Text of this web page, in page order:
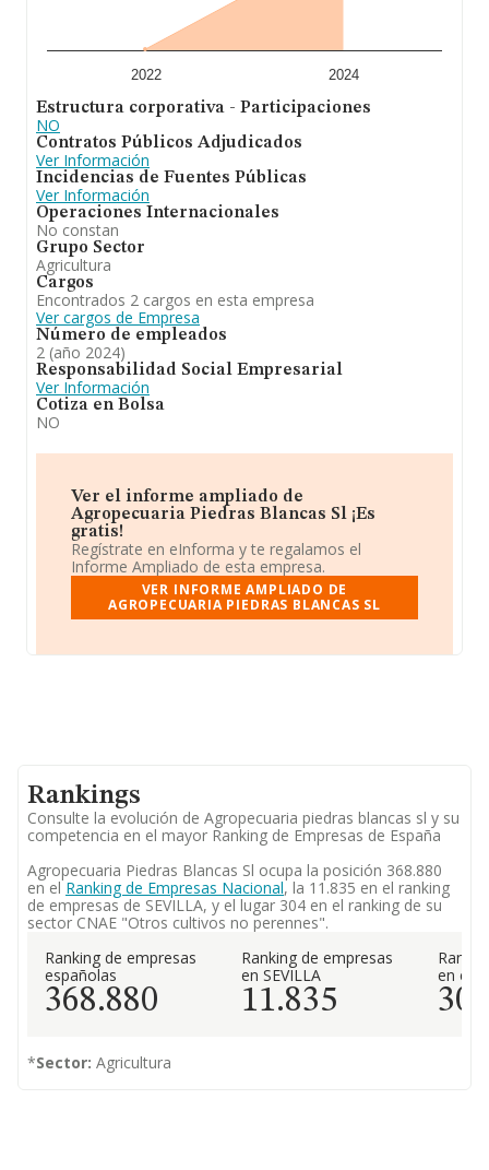
euros. Finalmente, para completar los datos de sector,
en 2024, la antigüedad alcanza los 19 años desde la
constitución. Los empleados de media son 2.
2022 2024
Estructura corporativa - Participaciones
NO
Contratos Públicos Adjudicados
Ver Información
Incidencias de Fuentes Públicas
Ver Información
Operaciones Internacionales
No constan
Grupo Sector
Agricultura
Cargos
Encontrados 2 cargos en esta empresa
Ver cargos de Empresa
Número de empleados
2 (año 2024)
Responsabilidad Social Empresarial
Ver Información
Cotiza en Bolsa
NO
Ver el informe ampliado de
Agropecuaria Piedras Blancas Sl ¡Es
gratis!
Regístrate en eInforma y te regalamos el
Informe Ampliado de esta empresa.
VER INFORME AMPLIADO DE
AGROPECUARIA PIEDRAS BLANCAS SL
Rankings
Consulte la evolución de Agropecuaria piedras blancas sl y su
competencia en el mayor Ranking de Empresas de España
Agropecuaria Piedras Blancas Sl ocupa la posición 368.880
en elRanking de Empresas Nacional, la 11.835 en el ranking
de empresas de SEVILLA, y el lugar 304 en el ranking de su
sector CNAE "Otros cultivos no perennes".
Ranking de empresas
españolas
368.880
Ranking de empresas
en SEVILLA
11.835
en el
304
*Sector: Agricultura